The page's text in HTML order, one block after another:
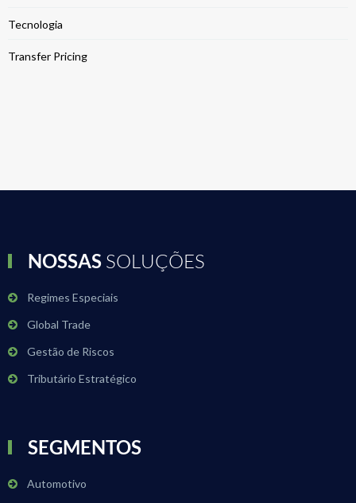
Tecnologia
Transfer Pricing
NOSSAS SOLUÇÕES
Regimes Especiais
Global Trade
Gestão de Riscos
Tributário Estratégico
SEGMENTOS
Automotivo